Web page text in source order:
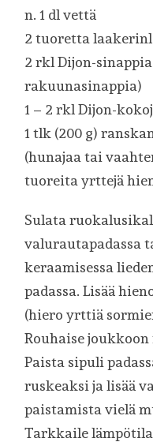
n. 1 dl vettä
2 tuoretta
2 rkl Dijon-
rakuunasinappia)
1 – 2 rkl Dijon-
1 tlk (200 g)
(hunajaa tai
tuoreita yrttejä
Sulata
valurautapadassa
keraamisessa
padassa. Lisää
(hiero yrttiä
Rouhaise
Paista sipuli
ruskeaksi ja lisää
paistamista vielä
Tarkkaile